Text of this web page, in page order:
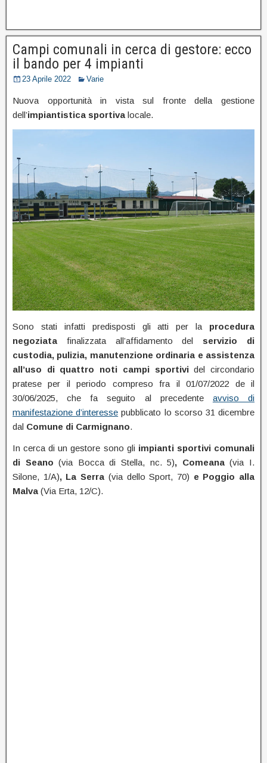
Campi comunali in cerca di gestore: ecco
il bando per 4 impianti
23 Aprile 2022 Varie
Nuova opportunità in vista sul fronte della gestione
dell’impiantistica sportiva locale.
Sono stati infatti predisposti gli atti per la procedura
negoziata finalizzata all’affidamento del servizio di
custodia, pulizia, manutenzione ordinaria e assistenza
all’uso di quattro noti campi sportividel circondario
pratese per il periodo compreso fra il 01/07/2022 de il
30/06/2025, che fa seguito al precedente avviso di
manifestazione d’interesse pubblicato lo scorso 31 dicembre
dal Comune di Carmignano.
In cerca di un gestore sono gli impianti sportivi comunali
di Seano(via Bocca di Stella, nc. 5), Comeana(via I.
Silone, 1/A), La Serra (via dello Sport, 70) e Poggio alla
Malva (Via Erta, 12/C).